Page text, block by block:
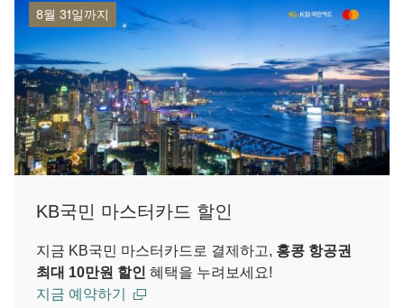
8월 31일까지
KB국민 마스터카드 할인
지금 KB국민 마스터카드로 결제하고, 홍콩 항공권
최대 10만원 할인 혜택을 누려보세요!
지금 예약하기